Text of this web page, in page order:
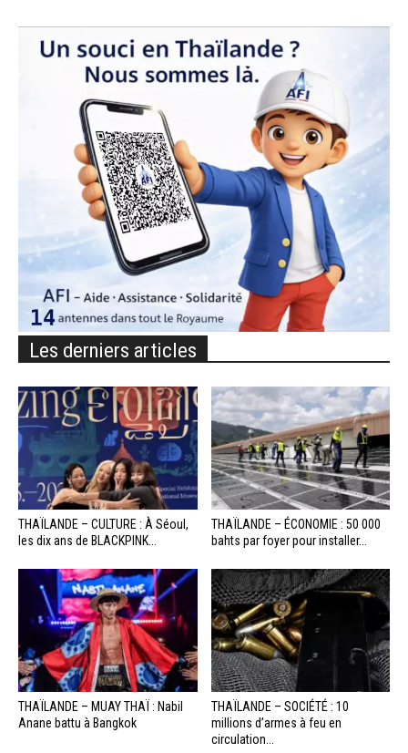
Les derniers articles
THAÏLANDE – CULTURE : À Séoul,
les dix ans de BLACKPINK...
THAÏLANDE – ÉCONOMIE : 50 000
bahts par foyer pour installer...
THAÏLANDE – MUAY THAÏ : Nabil
Anane battu à Bangkok
THAÏLANDE – SOCIÉTÉ : 10
millions d’armes à feu en
circulation...